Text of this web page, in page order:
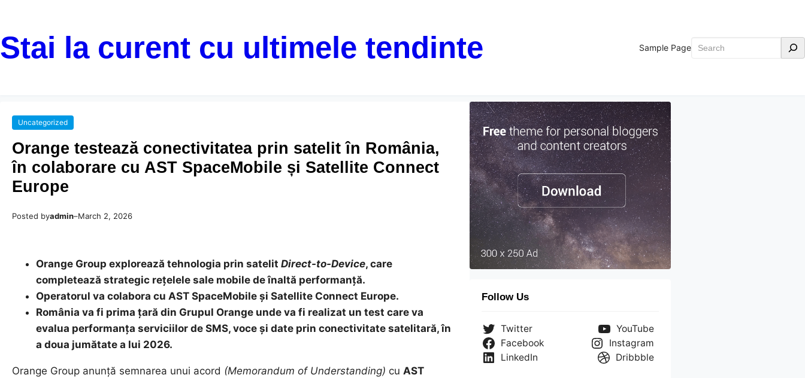
Stai la curent cu ultimele tendinte Sample Page Search
Uncategorized
Orange testează conectivitatea prin satelit în România,
în colaborare cu AST SpaceMobile și Satellite Connect
Europe
Posted byadmin–March 2, 2026
Orange Group explorează tehnologia prin satelit Direct-to-Device, care
completează strategic rețelele sale mobile de înaltă performanță.
Operatorul va colabora cu AST SpaceMobile și Satellite Connect Europe.
România va fi prima țară din Grupul Orange unde va fi realizat un test care va
evalua performanța serviciilor de SMS, voce și date prin conectivitate satelitară, în
a doua jumătate a lui 2026.
Orange Group anunță semnarea unui acord (Memorandum of Understanding) cu AST
Follow Us
Twitter
YouTube
Facebook
Instagram
LinkedIn
Dribbble